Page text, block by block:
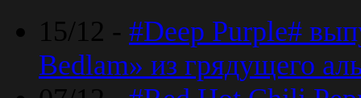
15/12 - #Deep Purple#
Bedlam» из грядущего